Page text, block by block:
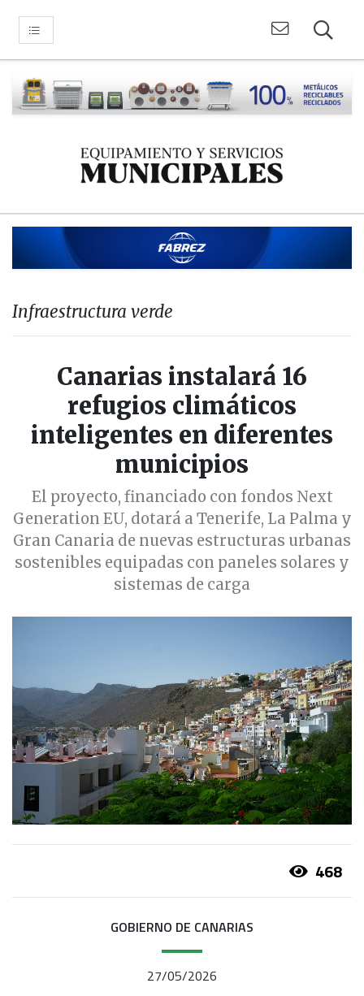
Infraestructura verde
Canarias instalará 16
refugios climáticos
inteligentes en diferentes
municipios
El proyecto, financiado con fondos Next
Generation EU, dotará a Tenerife, La Palma y
Gran Canaria de nuevas estructuras urbanas
sostenibles equipadas con paneles solares y
sistemas de carga
468
GOBIERNO DE CANARIAS
27/05/2026